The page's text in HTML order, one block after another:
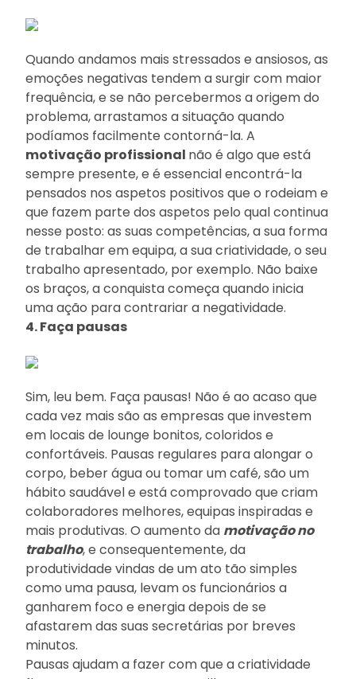
Quando andamos mais stressados e ansiosos, as
emoções negativas tendem a surgir com maior
frequência, e se não percebermos a origem do
problema, arrastamos a situação quando
podíamos facilmente contorná-la. A
motivação profissional não é algo que está
sempre presente, e é essencial encontrá-la
pensados nos aspetos positivos que o rodeiam e
que fazem parte dos aspetos pelo qual continua
nesse posto: as suas competências, a sua forma
de trabalhar em equipa, a sua criatividade, o seu
trabalho apresentado, por exemplo. Não baixe
os braços, a conquista começa quando inicia
uma ação para contrariar a negatividade.
4. Faça pausas
Sim, leu bem. Faça pausas! Não é ao acaso que
cada vez mais são as empresas que investem
em locais de lounge bonitos, coloridos e
confortáveis. Pausas regulares para alongar o
corpo, beber água ou tomar um café, são um
hábito saudável e está comprovado que criam
colaboradores melhores, equipas inspiradas e
mais produtivas. O aumento da motivação no
trabalho, e consequentemente, da
produtividade vindas de um ato tão simples
como uma pausa, levam os funcionários a
ganharem foco e energia depois de se
afastarem das suas secretárias por breves
minutos.
Pausas ajudam a fazer com que a criatividade